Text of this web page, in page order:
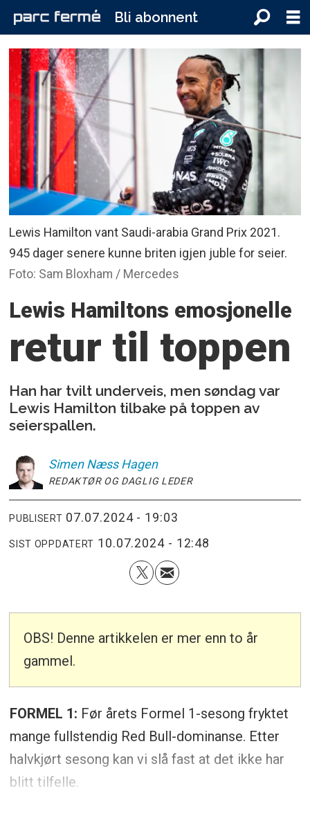
Bli abonnent
Lewis Hamilton vant Saudi-arabia Grand Prix 2021.
945 dager senere kunne briten igjen juble for seier.
Foto: Sam Bloxham / Mercedes
Lewis Hamiltons emosjonelle
retur til toppen
Han har tvilt underveis, men søndag var
Lewis Hamilton tilbake på toppen av
seierspallen.
Simen Næss Hagen
REDAKTØR OG DAGLIG LEDER
PUBLISERT 07.07.2024 - 19:03
SIST OPPDATERT 10.07.2024 - 12:48
OBS! Denne artikkelen er mer enn to år
gammel.
FORMEL 1: Før årets Formel 1-sesong fryktet
mange fullstendig Red Bull-dominanse. Etter
halvkjørt sesong kan vi slå fast at det ikke har
blitt tilfelle.